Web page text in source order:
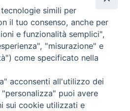
- Tutti i diritti riservati - Vita
simili per
il tuo consenso, anche per
e funzionalità semplici",
"misurazione" e
come specificato nella
acconsenti all'utilizzo dei
puoi avere
sui cookie utilizzati e